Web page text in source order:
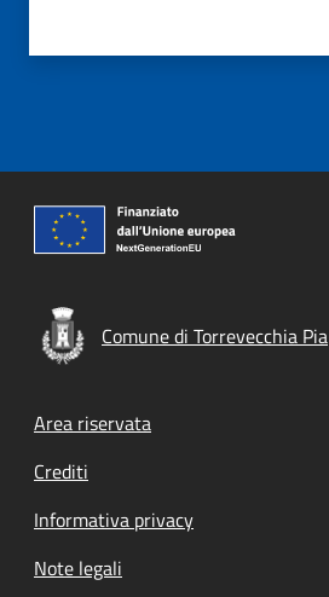
Comune di Torrevecchia Pia
Footer menu
Area riservata
Crediti
Informativa privacy
Note legali